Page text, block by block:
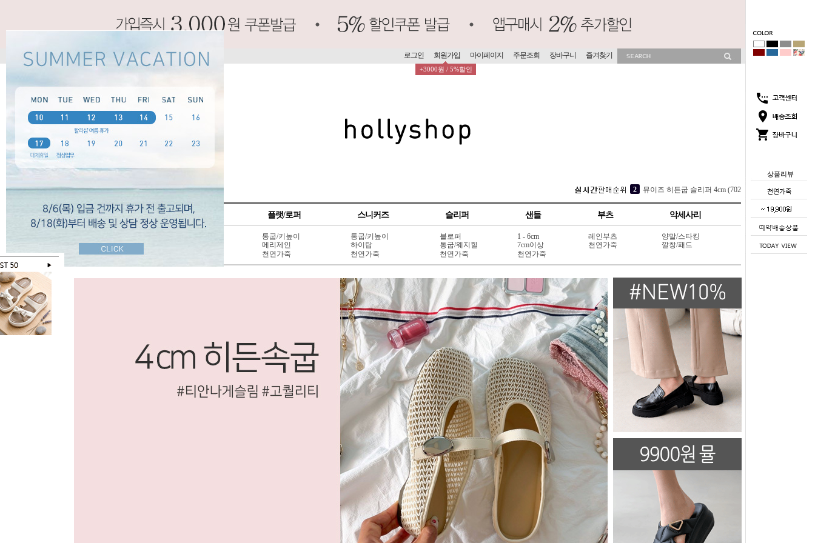
상품리뷰
로그인 회원가입
+3000원 / 5%할인
마이페이지 주문조회 장바구니 즐겨찾기
4 [OMPHALOS] 쿠션 슬리퍼 5cm (312V3)
[소가죽] 각선미 웨지 슬리퍼 7cm (404L6)
1 코코썸 슬리퍼 4cm (715V11)
뮤이즈 히든굽 슬리퍼 4cm (702V13)
SPECIAL 펌프스 플랫/로퍼 스니커즈 슬리퍼 샌들 부츠 악세사리
BEST 50
SALE
통굽/키높이
메리제인
천연가죽
통굽/키높이
하이탑
천연가죽
블로퍼
통굽/웨지힐
천연가죽
1 - 6cm
7cm이상
천연가죽
레인부츠
천연가죽
양말/스타킹
깔창/패드